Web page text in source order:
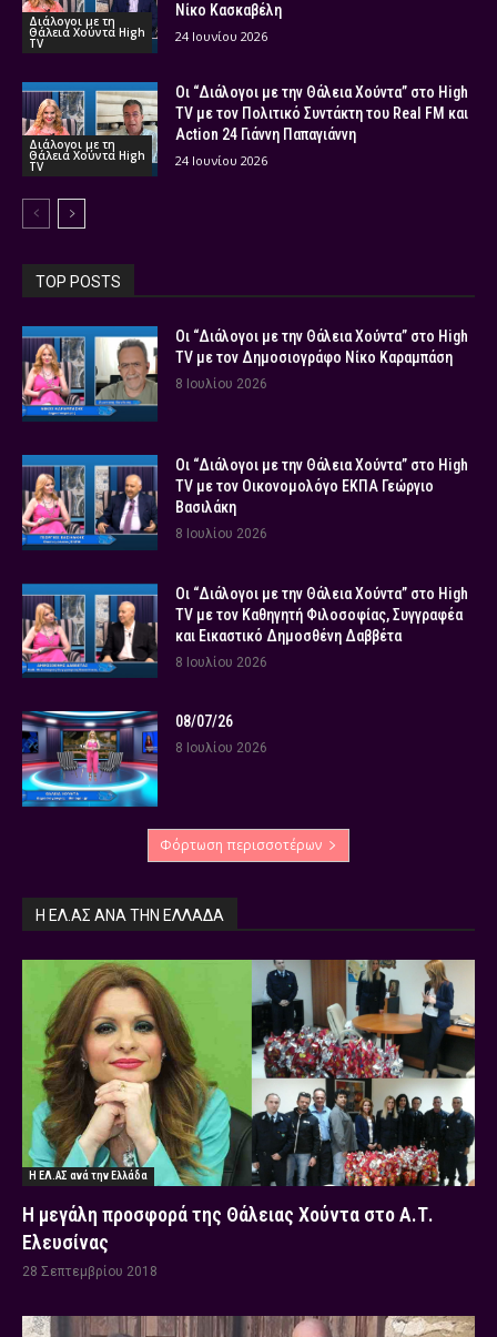
Διάλογοι με τη
Θάλεια Χούντα High
TV
Νίκο Κασκαβέλη
24 Ιουνίου 2026
Διάλογοι με τη
Θάλεια Χούντα High
TV
Οι “Διάλογοι με την Θάλεια Χούντα” στο High
TV με τον Πολιτικό Συντάκτη του Real FM και
Action 24 Γιάννη Παπαγιάννη
24 Ιουνίου 2026
TOP POSTS
Οι “Διάλογοι με την Θάλεια Χούντα” στο High
TV με τον Δημοσιογράφο Νίκο Καραμπάση
8 Ιουλίου 2026
Οι “Διάλογοι με την Θάλεια Χούντα” στο High
TV με τον Οικονομολόγο ΕΚΠΑ Γεώργιο
Βασιλάκη
8 Ιουλίου 2026
Οι “Διάλογοι με την Θάλεια Χούντα” στο High
TV με τον Καθηγητή Φιλοσοφίας, Συγγραφέα
και Εικαστικό Δημοσθένη Δαββέτα
8 Ιουλίου 2026
08/07/26
8 Ιουλίου 2026
Φόρτωση περισσοτέρων
Η ΕΛ.ΑΣ ΑΝΆ ΤΗΝ ΕΛΛΆΔΑ
Η ΕΛ.ΑΣ ανά την Ελλάδα
Η μεγάλη προσφορά της Θάλειας Χούντα στο Α.Τ.
Ελευσίνας
28 Σεπτεμβρίου 2018